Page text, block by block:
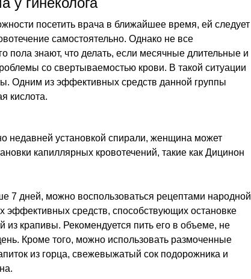
посетить врача в ближайшее время, ей следует
самостоятельно. Однако не все
пола знают, что делать, если месячные длительные и
со свертываемостью крови. В такой ситуации
Одним из эффективных средств данной группы
кислота.
недавней установкой спирали, женщина может
капиллярных кровотечений, такие как Дицинон
7 дней, можно воспользоваться рецептами народной
средств, способствующих остановке
из крапивы. Рекомендуется пить его в объеме, не
Кроме того, можно использовать размоченные
из горца, свежевыжатый сок подорожника и